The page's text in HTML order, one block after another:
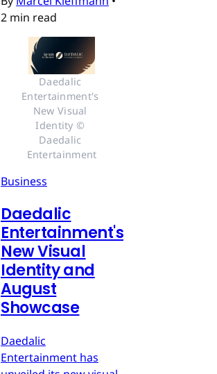
2 min read
Daedalic
Entertainment's
New Visual
Identity ©
Daedalic
Entertainment
Business
Daedalic
Entertainment's
New Visual
Identity and
August
Showcase
Daedalic
Entertainment has